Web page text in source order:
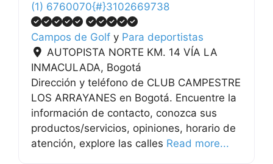
(1) 6760070{#}3102669738
Campos de Golf y Para deportistas
AUTOPISTA NORTE KM. 14 VÍA LA
INMACULADA, Bogotá
Dirección y teléfono de CLUB CAMPESTRE
LOS ARRAYANES en Bogotá. Encuentre la
información de contacto, conozca sus
productos/servicios, opiniones, horario de
atención, explore las calles Read more...